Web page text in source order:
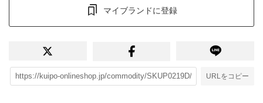
マイブランドに登録
URLをコピー